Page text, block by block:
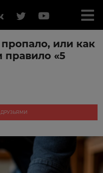
или как
правило «5
ДРУЗЬЯМИ